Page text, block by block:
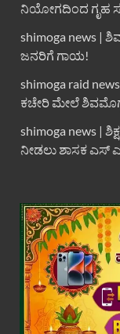
ನಿಯೋಗದಿಂದ ಗೃಹ
shimoga news |
ಜನರಿಗೆ ಗಾಯ!
shimoga raid
ಕಚೇರಿ ಮೇಲೆ
shimoga news |
ನೀಡಲು ಶಾಸಕ